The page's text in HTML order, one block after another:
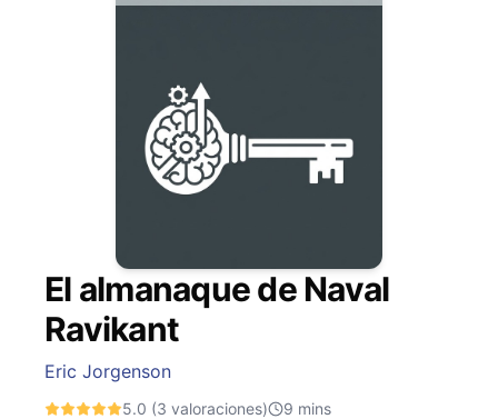
El almanaque de Naval
Ravikant
Eric Jorgenson
5.0 (3 valoraciones) 9 mins